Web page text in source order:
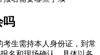
吗
生需持本人身份证，到常